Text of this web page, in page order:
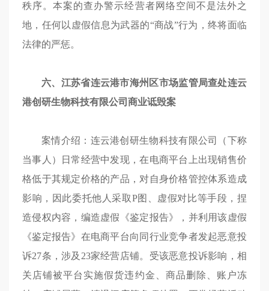
秩序。本案的查办警示经营者网络空间不是法外之
地，任何以虚假信息为武器的“商战”行为，终将面临
法律的严惩。
六、江苏省连云港市海州区市场监管局查处连云
港创研生物科技有限公司商业诋毁案
案情介绍：连云港创研生物科技有限公司（下称
当事人）日常经营中发现，在电商平台上出现销售价
格低于其规定价格的产品，对自身价格管控体系造成
影响，因此委托他人采取P图、虚假对比等手段，捏
造侵权内容，编造虚假《鉴定报告》，并利用该虚假
《鉴定报告》在电商平台向同行业竞争者发起恶意投
诉27条，涉及23家经营店铺。受该恶意投诉影响，相
关店铺被平台实施假货违约金、商品删除、账户冻